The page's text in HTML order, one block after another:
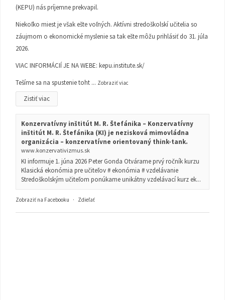
(KEPU) nás príjemne prekvapil.
Niekoľko miest je však ešte voľných. Aktívni stredoškolskí učitelia so
záujmom o ekonomické myslenie sa tak ešte môžu prihlásiť do 31. júla
2026.
VIAC INFORMÁCIÍ JE NA WEBE: kepu.institute.sk/
Tešíme sa na spustenie toht ... Zobraziť viac
Zistiť viac
Konzervatívny inštitút M. R. Štefánika – Konzervatívny
inštitút M. R. Štefánika (KI) je nezisková mimovládna
organizácia – konzervatívne orientovaný think-tank.
www.konzervativizmus.sk
KI informuje 1. júna 2026 Peter Gonda Otvárame prvý ročník kurzu
Klasická ekonómia pre učiteľov # ekonómia # vzdelávanie
Stredoškolským učiteľom ponúkame unikátny vzdelávací kurz ek...
Zobraziť na Facebooku · Zdieľať